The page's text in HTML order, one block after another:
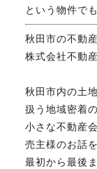
という物件で
秋田市の不動
株式会社不動
秋田市内の土
扱う地域密着
小さな不動産
売主様のお話
最初から最後